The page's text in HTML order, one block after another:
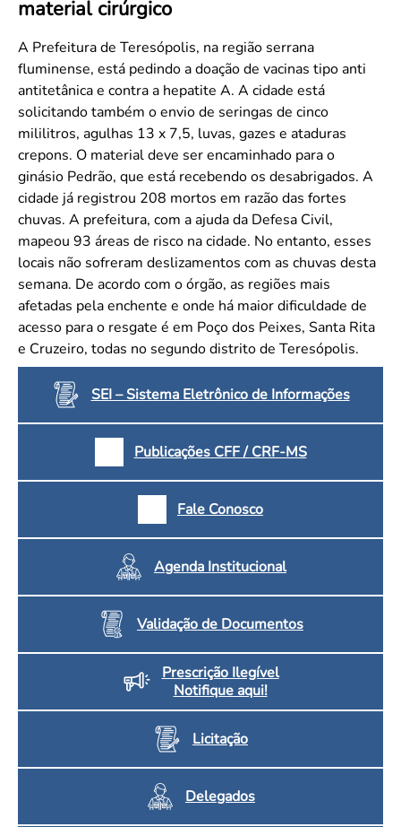
Convenção Coletiva 2025/2026 – Piso salarial Farmácias e Drogaria
Calendário Eleitoral
Candidatos
Votação
Dúvidas Frequentes
Eleições Anteriores
material cirúrgico
A Prefeitura de Teresópolis, na região serrana
fluminense, está pedindo a doação de vacinas tipo anti
antitetânica e contra a hepatite A. A cidade está
solicitando também o envio de seringas de cinco
mililitros, agulhas 13 x 7,5, luvas, gazes e ataduras
crepons. O material deve ser encaminhado para o
ginásio Pedrão, que está recebendo os desabrigados. A
cidade já registrou 208 mortos em razão das fortes
chuvas. A prefeitura, com a ajuda da Defesa Civil,
mapeou 93 áreas de risco na cidade. No entanto, esses
locais não sofreram deslizamentos com as chuvas desta
semana. De acordo com o órgão, as regiões mais
afetadas pela enchente e onde há maior dificuldade de
acesso para o resgate é em Poço dos Peixes, Santa Rita
e Cruzeiro, todas no segundo distrito de Teresópolis.
SEI – Sistema Eletrônico de Informações
Publicações CFF / CRF-MS
Fale Conosco
Agenda Institucional
Validação de Documentos
Prescrição Ilegível
Notifique aqui!
Licitação
Delegados